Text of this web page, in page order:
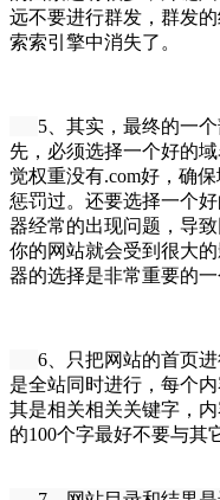
远不要进行群发，群发
索索引擎中消失了。
5、其实，最终的一
先，必须选择一个好的
觉权重没有.com好，确
惩罚过。还要选择一个
器经常的出现问题，导
你的网站就会受到很大
器的选择是非常重要的一
6、只把网站的首页
是全站同时进行，每个
其是相关相关关键字，
的100个字最好不要与其